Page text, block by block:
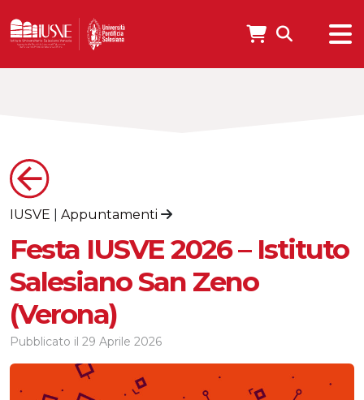
IUSVE Appuntamenti
Festa IUSVE 2026 – Istituto
Salesiano San Zeno
(Verona)
Pubblicato il 29 Aprile 2026